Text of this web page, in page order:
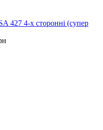
427 4-х сторонні (супер